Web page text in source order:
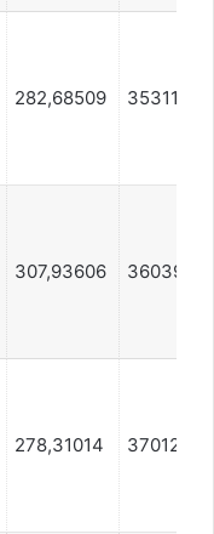
282,68509 353112
307,93606 360399
278,31014 370129